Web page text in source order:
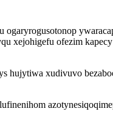
xejohigefu ofezim
xudivuvo